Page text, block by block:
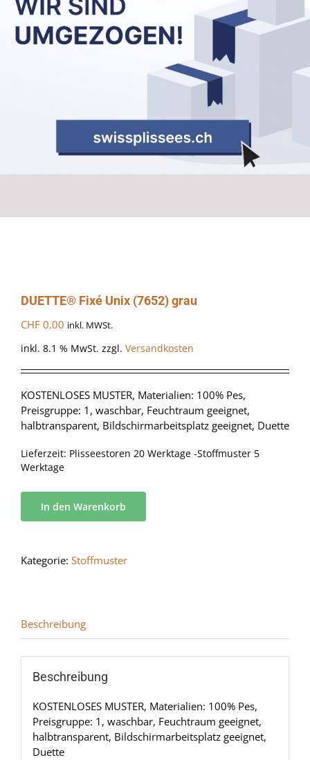
DUETTE® Fixé Unix (7652) grau
CHF 0.00 inkl. MWSt.
inkl. 8.1 % MwSt. zzgl. Versandkosten
KOSTENLOSES MUSTER, Materialien: 100% Pes,
Preisgruppe: 1, waschbar, Feuchtraum geeignet,
halbtransparent, Bildschirmarbeitsplatz geeignet, Duette
Lieferzeit: Plisseestoren 20 Werktage -Stoffmuster 5
Werktage
In den Warenkorb
Kategorie: Stoffmuster
Beschreibung
Beschreibung
KOSTENLOSES MUSTER, Materialien: 100% Pes,
Preisgruppe: 1, waschbar, Feuchtraum geeignet,
halbtransparent, Bildschirmarbeitsplatz geeignet,
Duette